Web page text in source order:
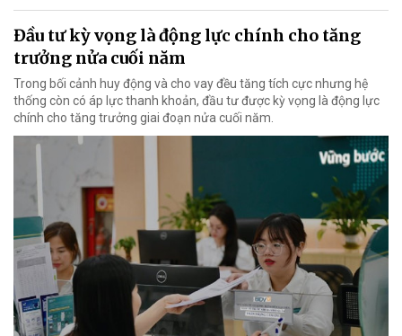
Đầu tư kỳ vọng là động lực chính cho tăng
trưởng nửa cuối năm
Trong bối cảnh huy động và cho vay đều tăng tích cực nhưng hệ
thống còn có áp lực thanh khoản, đầu tư được kỳ vọng là động lực
chính cho tăng trưởng giai đoạn nửa cuối năm.